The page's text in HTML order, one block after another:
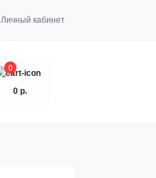
Личный кабинет
0
0 р.